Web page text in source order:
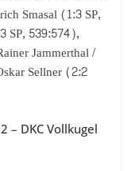
Smasal (1:3 SP,
SP, 539:574),
Jammerthal /
Sellner (2:2
– DKC Vollkugel